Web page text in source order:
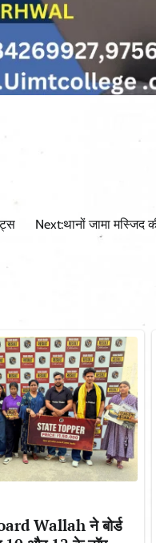
Next:थानों जामा मस्जिद
Wallah ने बोर्ड